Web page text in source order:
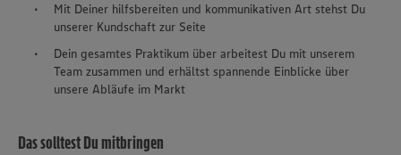
Mit Deiner hilfsbereiten und kommunikativen Art stehst Du
unserer Kundschaft zur Seite
Dein gesamtes Praktikum über arbeitest Du mit unserem
Team zusammen und erhältst spannende Einblicke über
unsere Abläufe im Markt
Das solltest Du mitbringen